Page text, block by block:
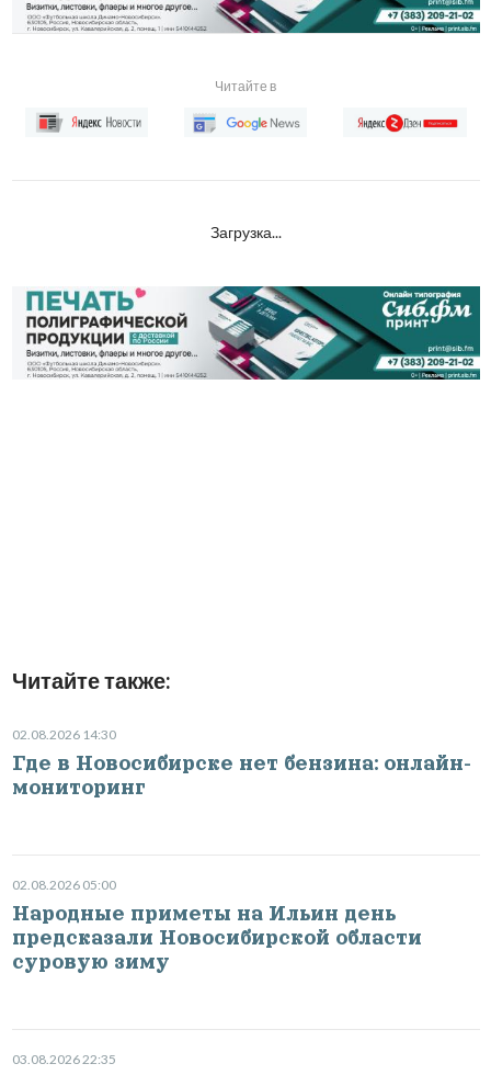
Читайте в
Загрузка...
Читайте также:
02.08.2026 14:30
Где в Новосибирске нет бензина: онлайн-
мониторинг
02.08.2026 05:00
Народные приметы на Ильин день
предсказали Новосибирской области
суровую зиму
03.08.2026 22:35